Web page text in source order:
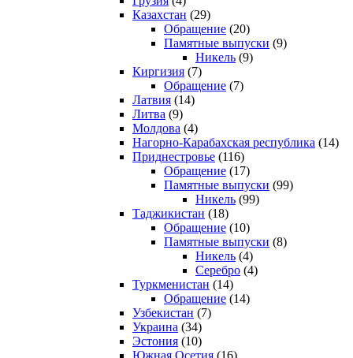
Казахстан (29)
Обращение (20)
Памятные выпуски (9)
Никель (9)
Киргизия (7)
Обращение (7)
Латвия (14)
Литва (9)
Молдова (4)
Нагорно-Карабахская республика (14)
Приднестровье (116)
Обращение (17)
Памятные выпуски (99)
Никель (99)
Таджикистан (18)
Обращение (10)
Памятные выпуски (8)
Никель (4)
Серебро (4)
Туркменистан (14)
Обращение (14)
Узбекистан (7)
Украина (34)
Эстония (10)
Южная Осетия (16)